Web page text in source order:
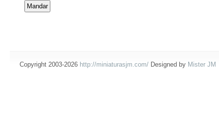
Copyright 2003-2026 http://miniaturasjm.com/ Designed by Mister JM